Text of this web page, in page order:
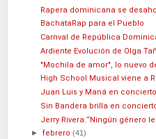
Rapera dominicana se
BachataRap para el Pueblo
Carnval de República
Ardiente Evolución de Olga
"Mochila de amor", lo nuevo
High School Musical viene a
Juan Luis y Maná en concierto
Sin Bandera brilla en
Jerry Rivera:“Ningún género
►febrero(41)